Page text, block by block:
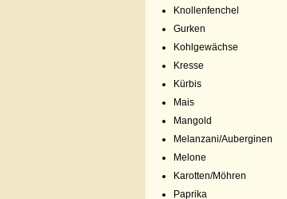
Knollenfenchel
Gurken
Kohlgewächse
Kresse
Kürbis
Mais
Mangold
Melanzani/Auberginen
Melone
Karotten/Möhren
Paprika